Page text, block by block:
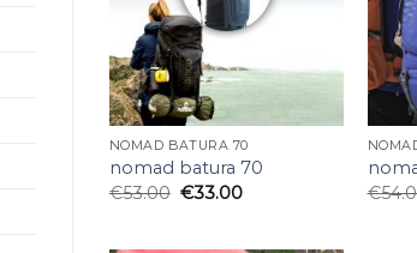
NOMAD BATURA 70
nomad batura 70
€53.00 €33.00
€